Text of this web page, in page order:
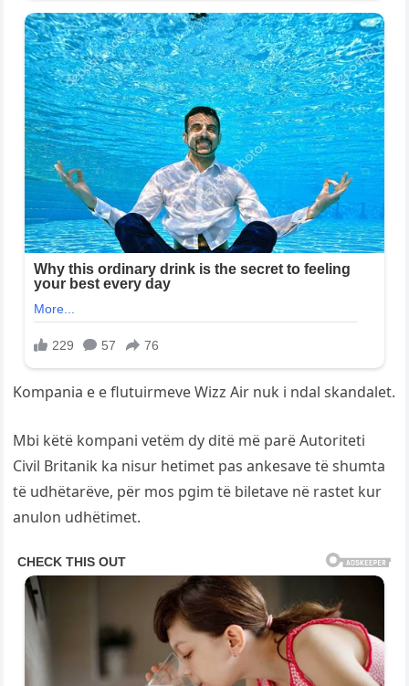
Kompania e e flutuirmeve Wizz Air nuk i ndal skandalet.
Mbi këtë kompani vetëm dy ditë më parë Autoriteti
Civil Britanik ka nisur hetimet pas ankesave të shumta
të udhëtarëve, për mos pgim të biletave në rastet kur
anulon udhëtimet.